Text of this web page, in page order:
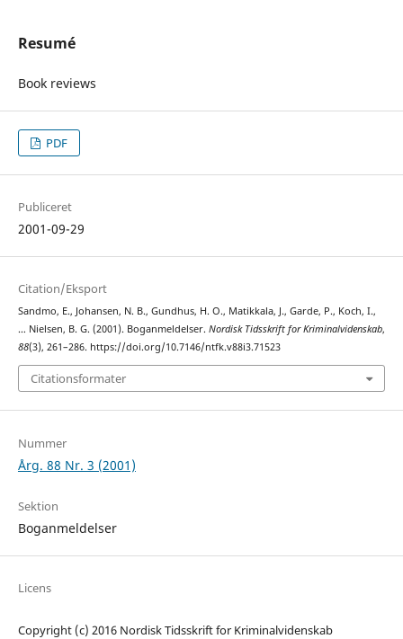
Resumé
Book reviews
PDF
Publiceret
2001-09-29
Citation/Eksport
Sandmo, E., Johansen, N. B., Gundhus, H. O., Matikkala, J., Garde, P., Koch, I.,
… Nielsen, B. G. (2001). Boganmeldelser. Nordisk Tidsskrift for Kriminalvidenskab,
88(3), 261–286. https://doi.org/10.7146/ntfk.v88i3.71523
Citationsformater
Nummer
Årg. 88 Nr. 3 (2001)
Sektion
Boganmeldelser
Licens
Copyright (c) 2016 Nordisk Tidsskrift for Kriminalvidenskab